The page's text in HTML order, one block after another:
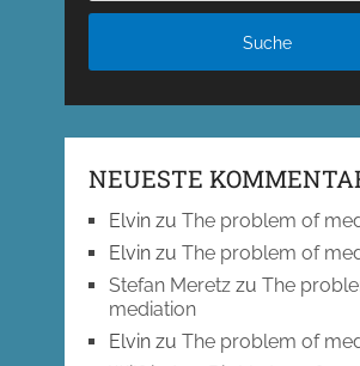
NEUESTE
Elvinzu The problem of
Elvinzu The problem of
Stefan Meretzzu The
mediation
Elvinzu The problem of